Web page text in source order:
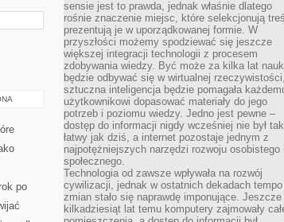
po
sensie jest to prawda, jednak właśnie dlatego
rośnie znaczenie miejsc, które selekcjonują
prezentują je w uporządkowanej formie. W
przyszłości możemy spodziewać się jeszcze
większej integracji technologii z procesem
zdobywania wiedzy. Być może za kilka lat
będzie odbywać się w wirtualnej
sztuczna inteligencja będzie pomagała
użytkownikowi dopasować materiały do jego
potrzeb i poziomu wiedzy. Jedno jest pewne –
dostęp do informacji nigdy wcześniej nie był tak
łatwy jak dziś, a internet pozostaje jednym z
najpotężniejszych narzędzi rozwoju osobistego i
społecznego.
Technologia od zawsze wpływała na rozwój
cywilizacji, jednak w ostatnich dekadach tempo
zmian stało się naprawdę imponujące. Jeszcze
kilkadziesiąt lat temu komputery zajmowały